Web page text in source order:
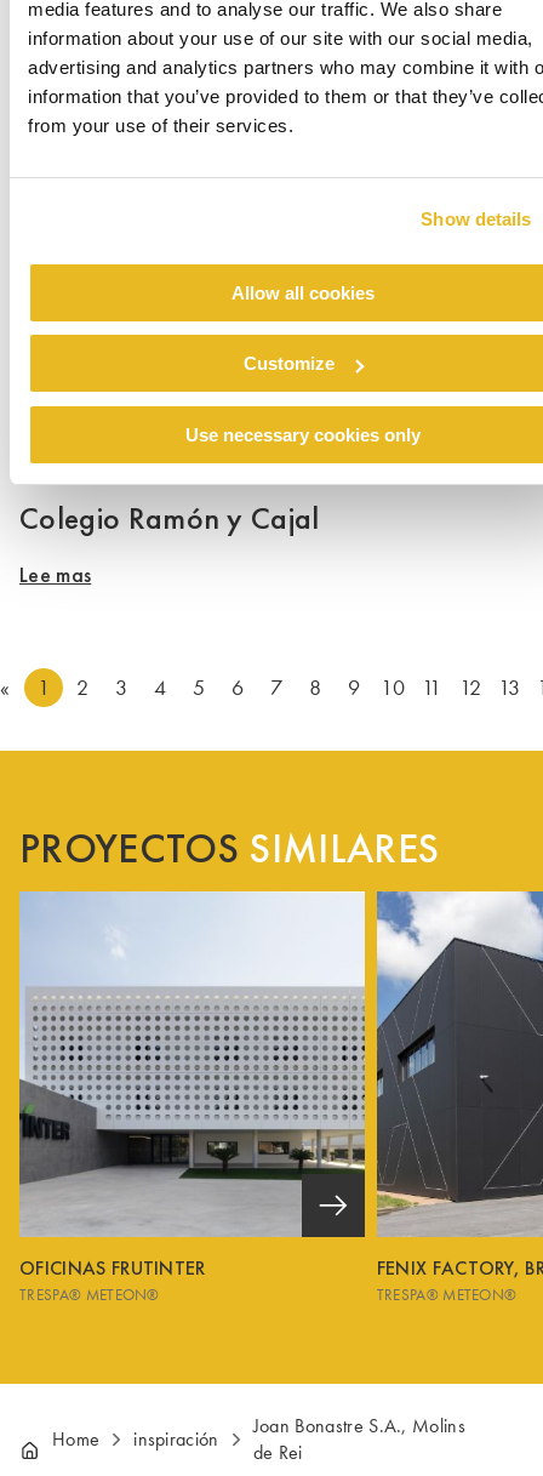
media features and to analyse our traffic. We also share
information about your use of our site with our social media,
advertising and analytics partners who may combine it with
information that you’ve provided to them or that they’ve
from your use of their services.
Show details
Allow all cookies
Customize
Use necessary cookies only
Renovation emergency shelter Stein
Colegio Ramón y Cajal
Lee mas
« 1 2 3 4 5 6 7 8 9 10 11 12 13
PROYECTOS SIMILARES
OFICINAS FRUTINTER
TRESPA® METEON®
FENIX FACTORY,
TRESPA® METEON®
Home inspiración
Joan Bonastre S.A., Molins
de Rei